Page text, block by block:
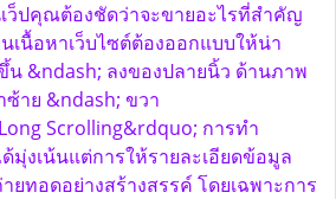
ว็ปคุณต้องชัดว่าจะขายอะไรที่สำคัญ
เนื้อหาเว็บไซต์ต้องออกแบบให้น่า
น &ndash; ลงของปลายนิ้ว ด้านภาพ
าย &ndash; ขวา
Scrolling&rdquo; การทำ
มุ่งเน้นแต่การให้รายละเอียดข้อมูล
ยทอดอย่างสร้างสรรค์ โดยเฉพาะการ